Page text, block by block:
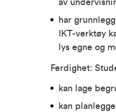
av
har
IKT-verktøy
lys egne og
Ferdighet:
kan lage
kan